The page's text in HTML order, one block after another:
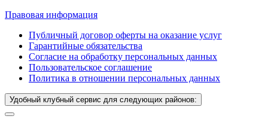
Правовая информация
Публичный договор оферты на оказание услуг
Гарантийные обязательства
Согласие на обработку персональных данных
Пользовательское соглашение
Политика в отношении персональных данных
Удобный клубный сервис для следующих районов: